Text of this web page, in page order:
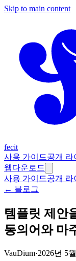
Skip to main content
fecit
사용 가이드공개 라
웹다운로드
사용 가이드공개 라
← 블로그
템플릿 제안
동의어와 마
VauDium·2026년 5